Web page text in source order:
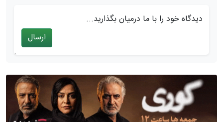
دیدگاه خود را با ما درمیان بگذارید...
ارسال